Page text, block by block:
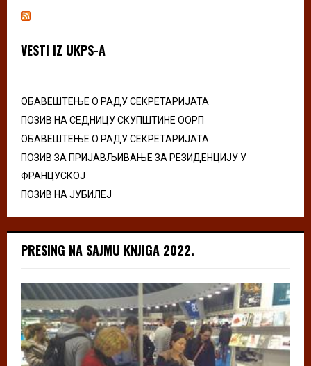
VESTI IZ UKPS-A
ОБАВЕШТЕЊЕ О РАДУ СЕКРЕТАРИЈАТА
ПОЗИВ НА СЕДНИЦУ СКУПШТИНЕ ООРП
ОБАВЕШТЕЊЕ О РАДУ СЕКРЕТАРИЈАТА
ПОЗИВ ЗА ПРИЈАВЉИВАЊЕ ЗА РЕЗИДЕНЦИЈУ У
ФРАНЦУСКОЈ
ПОЗИВ НА ЈУБИЛЕЈ
PRESING NA SAJMU KNJIGA 2022.